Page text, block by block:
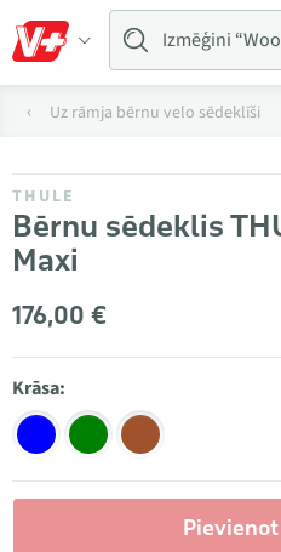
Uz rāmja bērnu velo sēdeklīši
THULE
Bērnu sēdeklis
Maxi
176,00 €
Krāsa: